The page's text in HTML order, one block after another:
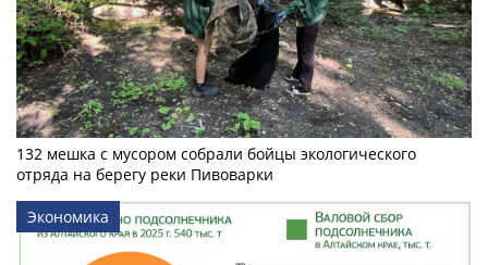
132 мешка с мусором собрали бойцы экологического
отряда на берегу реки Пивоварки
Экономика